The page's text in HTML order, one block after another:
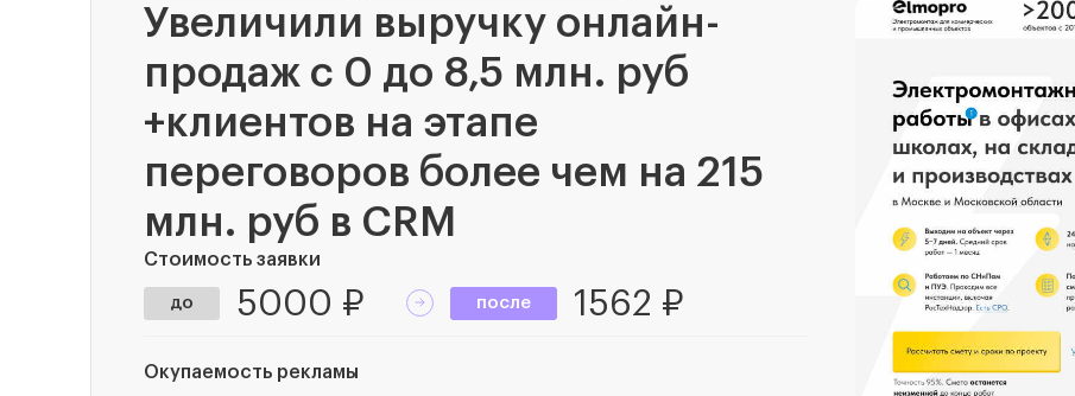
Увеличили выручку онлайн-
продаж с 0 до 8,5 млн. руб
+клиентов на этапе
переговоров более чем на 215
млн. руб в CRM
Стоимость заявки
до 5000 ₽ после 1562 ₽
Окупаемость рекламы